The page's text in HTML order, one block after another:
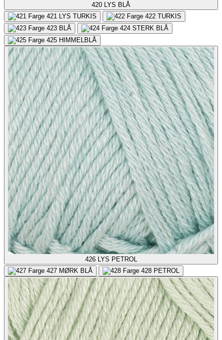
420 LYS BLÅ
421 LYS TURKIS 422 TURKIS
423 BLÅ 424 STERK BLÅ
425 HIMMELBLÅ
426 LYS PETROL
427 MØRK BLÅ 428 PETROL